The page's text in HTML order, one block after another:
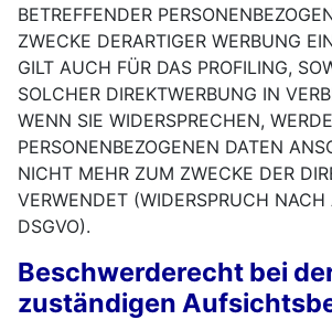
BETREFFENDER
ZWECKE DERARTIGER WERBUNG
GILT AUCH FÜR DAS PROFILING,
SOLCHER DIREKTWERBUNG IN
WENN SIE WIDERSPRECHEN,
PERSONENBEZOGENEN DATEN
NICHT MEHR ZUM ZWECKE DER
VERWENDET (WIDERSPRUCH NACH
DSGVO).
Beschwerderecht bei
zuständigen